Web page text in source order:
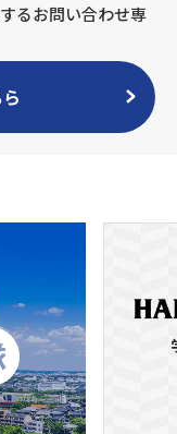
るお問い合わせ専